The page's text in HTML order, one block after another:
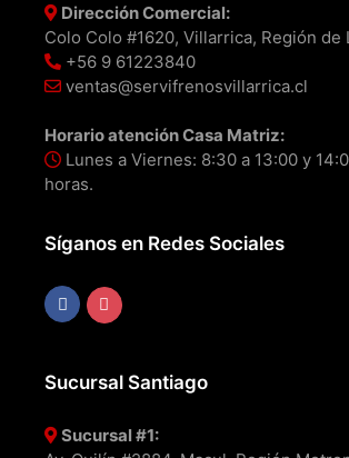
Dirección Comercial:
Colo Colo #1620, Villarrica, Región de
+56 9 61223840
ventas@servifrenosvillarrica.cl
Horario atención Casa Matriz:
Lunes a Viernes: 8:30 a 13:00 y
horas.
Síganos en Redes Sociales
Sucursal Santiago
Sucursal #1: